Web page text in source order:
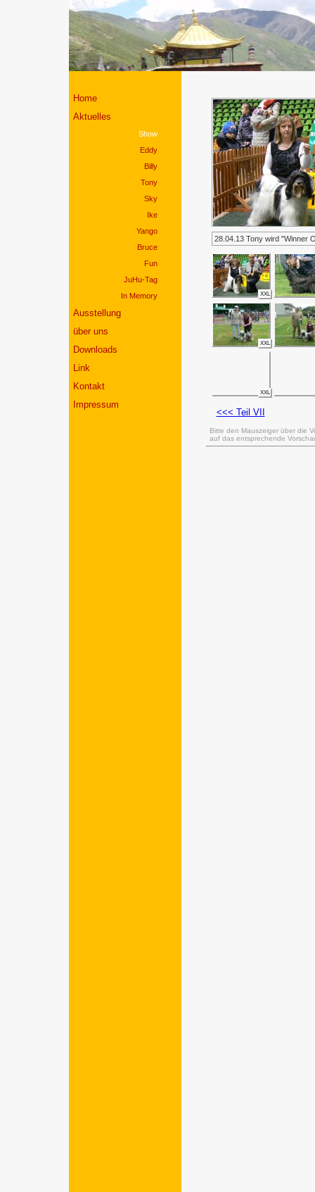
Home
Aktuelles
Show
Eddy
Billy
Tony
Sky
Ike
Yango
Bruce
Fun
JuHu-Tag
In Memory
Ausstellung
über uns
Downloads
Link
Kontakt
Impressum
28.04.13 Tony wird "Winner
XXL
XXL
XXL
<<< Teil VII
Bitte den Mauszeiger über die
auf das entsprechende